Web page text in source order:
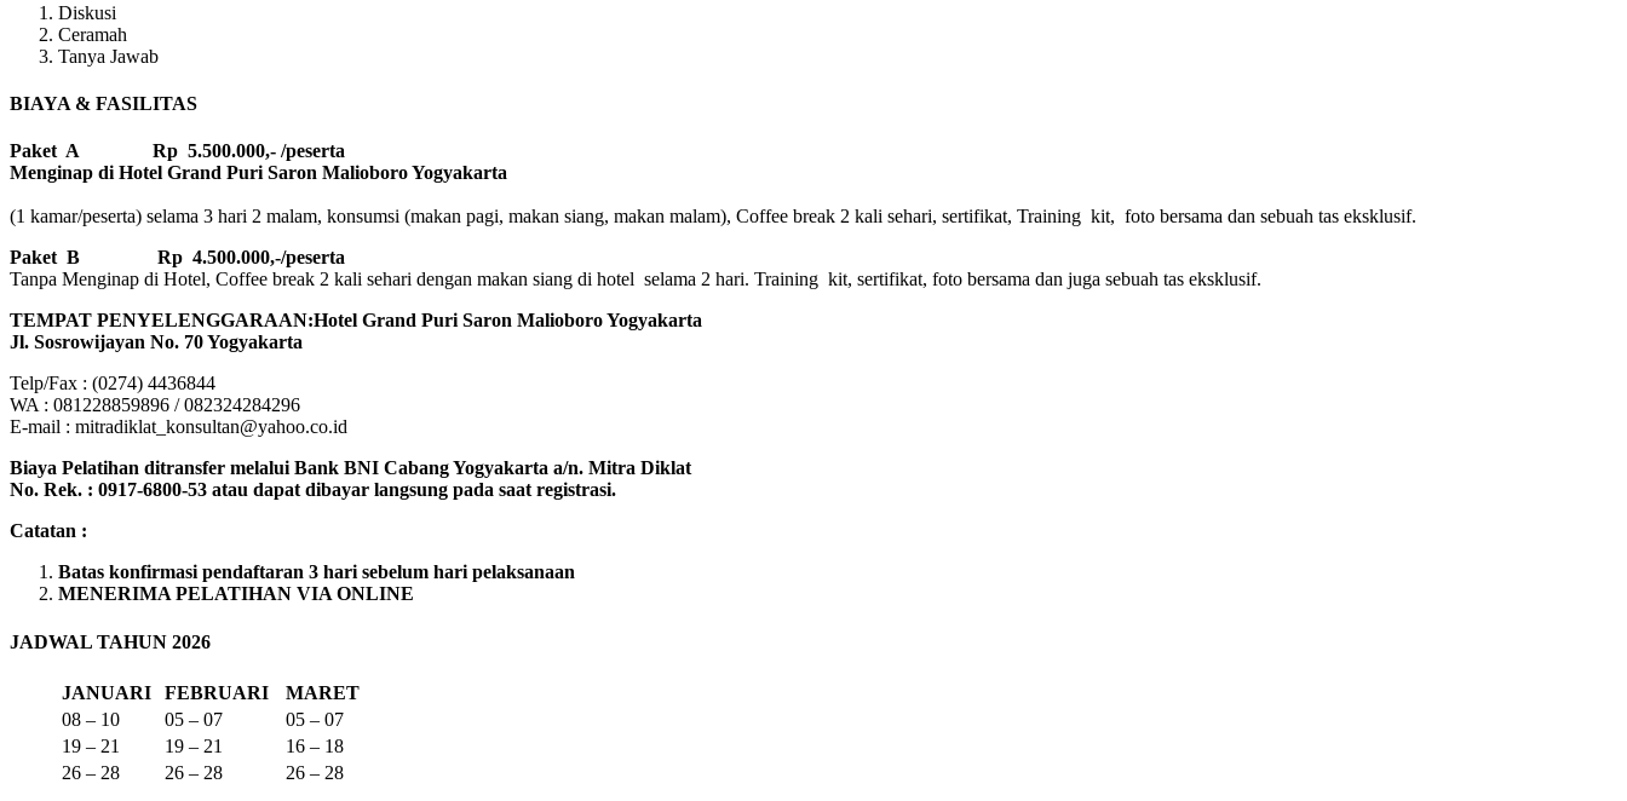
Diskusi
Ceramah
Tanya Jawab
BIAYA & FASILITAS
Paket A Rp 5.500.000,- /peserta
Menginap di Hotel Grand Puri Saron Malioboro Yogyakarta
(1 kamar/peserta) selama 3 hari 2 malam, konsumsi (makan pagi, makan siang, makan malam), Coffee break 2 kali sehari, sertifikat, Training kit, foto bersama dan sebuah tas eksklusif.
Paket B
Rp 4.500.000,-/peserta
Tanpa Menginap di Hotel, Coffee break 2 kali sehari dengan makan siang di hotel selama 2 hari. Training kit, sertifikat, foto bersama dan juga sebuah tas eksklusif.
TEMPAT PENYELENGGARAAN:Hotel Grand Puri Saron Malioboro Yogyakarta
Jl. Sosrowijayan No. 70 Yogyakarta
Telp/Fax : (0274) 4436844
WA : 081228859896 / 082324284296
E-mail : mitradiklat_konsultan@yahoo.co.id
Biaya Pelatihan ditransfer melalui Bank BNI Cabang Yogyakarta a/n. Mitra Diklat
No. Rek. : 0917-6800-53 atau dapat dibayar langsung pada saat registrasi.
Catatan :
Batas konfirmasi pendaftaran 3 hari sebelum hari pelaksanaan
MENERIMA PELATIHAN VIA ONLINE
JADWAL TAHUN 2026
JANUARI FEBRUARI
MARET
08 – 10
05 – 07
05 – 07
19 – 21
19 – 21
16 – 18
26 – 28
26 – 28 26 – 28